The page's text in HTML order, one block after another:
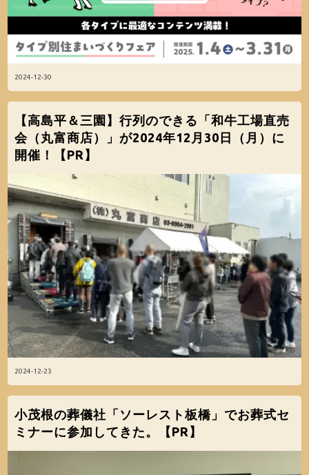
2024-12-30
2024-12-23
【高島平＆三園】行列のできる「和牛工場直売
会（丸富商店）」が2024年12月30日（月）に
開催！【PR】
小茂根の葬儀社「ソーレスト板橋」でお葬式セ
ミナーに参加してきた。【PR】